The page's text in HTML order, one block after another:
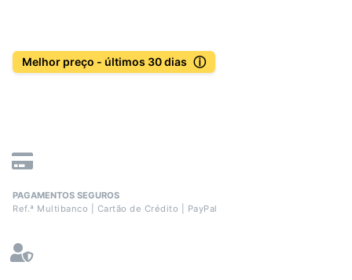
Melhor preço - últimos 30 dias ⓘ
PAGAMENTOS SEGUROS
Ref.ª Multibanco | Cartão de Crédito | PayPal